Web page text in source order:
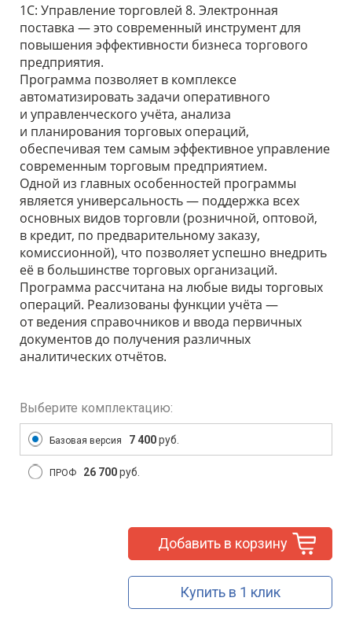
1С: Управление торговлей 8. Электронная
поставка — это современный инструмент для
повышения эффективности бизнеса торгового
предприятия.
Программа позволяет в комплексе
автоматизировать задачи оперативного
и управленческого учёта, анализа
и планирования торговых операций,
обеспечивая тем самым эффективное управление
современным торговым предприятием.
Одной из главных особенностей программы
является универсальность — поддержка всех
основных видов торговли (розничной, оптовой,
в кредит, по предварительному заказу,
комиссионной), что позволяет успешно внедрить
её в большинстве торговых организаций.
Программа рассчитана на любые виды торговых
операций. Реализованы функции учёта —
от ведения справочников и ввода первичных
документов до получения различных
аналитических отчётов.
Выберите комплектацию:
Базовая версия 7 400руб.
ПРОФ 26 700руб.
Добавить в корзину
Купить в 1 клик